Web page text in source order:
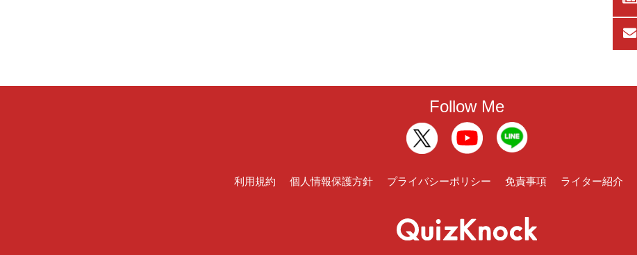
Follow Me
利用規約 個人情報保護方針 プライバシーポリシー 免責事項 ライター紹介